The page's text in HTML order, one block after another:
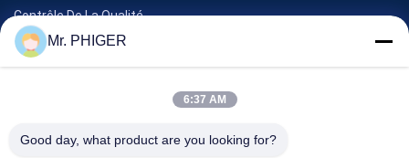
Contrôle De La Qualité
Plan Du Site
Événements
Mr. PHIGER
6:37 AM
Good day, what product are you looking for?